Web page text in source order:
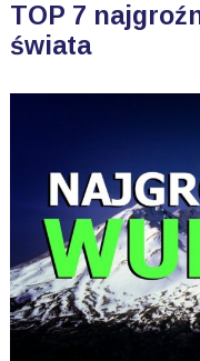
TOP 7
świata